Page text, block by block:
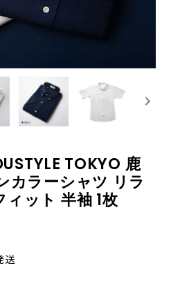
TOKYO 鹿
カラーシャツ リラ
ット 半袖 1枚
送